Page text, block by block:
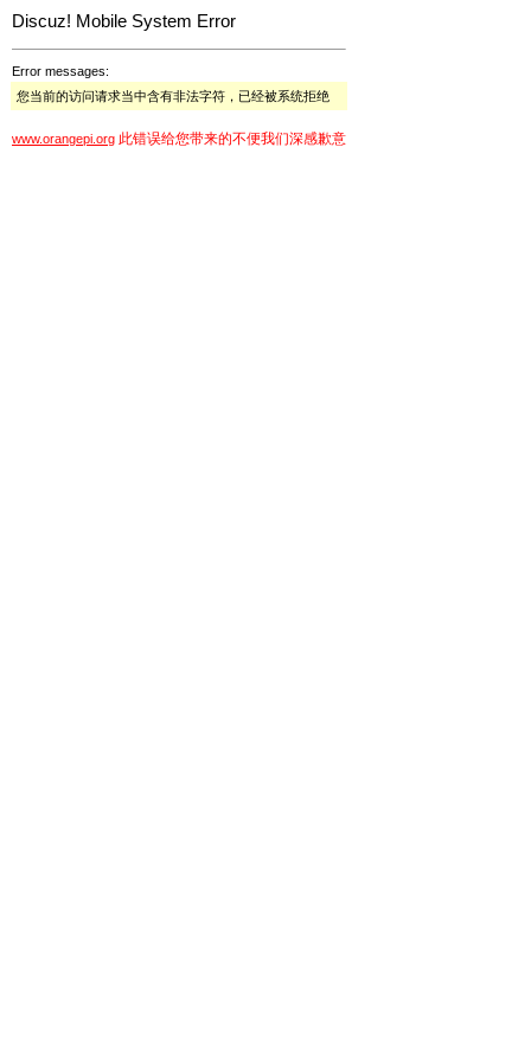
Discuz! Mobile System Error
Error messages:
您当前的访问请求当中含有非法字符，已经被系统拒绝
www.orangepi.org 此错误给您带来的不便我们深感歉意